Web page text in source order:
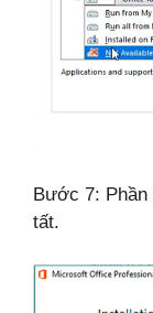
Bước 7:
tất.